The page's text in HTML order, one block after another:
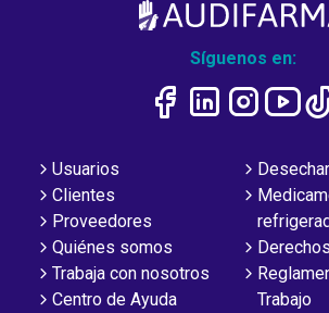
Síguenos en:
Usuarios
Clientes
Proveedores
Quiénes somos
Trabaja con nosotros
Centro de Ayuda
Trabajo